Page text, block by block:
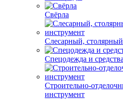
Свёрла
Слесарный,
Спецодежда и
Строительно-
инструмент